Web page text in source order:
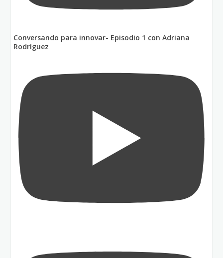
Conversando para innovar- Episodio 1 con Adriana
Rodríguez